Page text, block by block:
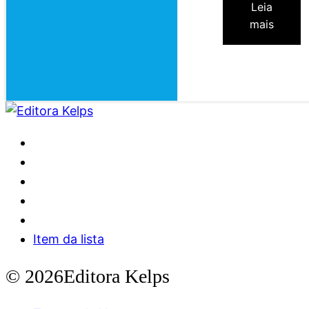
Leia
mais
Item da lista
© 2026Editora Kelps